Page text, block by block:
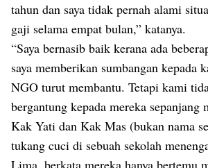
tahun dan saya tidak pernah alami
gaji selama empat bulan,” katanya.
“Saya bernasib baik kerana ada
saya memberikan sumbangan kepada
NGO turut membantu. Tetapi kami
bergantung kepada mereka sepanjang
Kak Yati dan Kak Mas (bukan nama
tukang cuci di sebuah sekolah
Lima, berkata mereka hanya bertemu